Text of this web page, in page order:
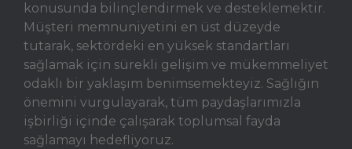
konusunda bilinçlendirmek ve desteklemektir.
Müşteri memnuniyetini en üst düzeyde
tutarak, sektördeki en yüksek standartları
sağlamak için sürekli gelişim ve mükemmeliyet
odaklı bir yaklaşım benimsemekteyiz. Sağlığın
önemini vurgulayarak, tüm paydaşlarımızla
işbirliği içinde çalışarak toplumsal fayda
sağlamayı hedefliyoruz.